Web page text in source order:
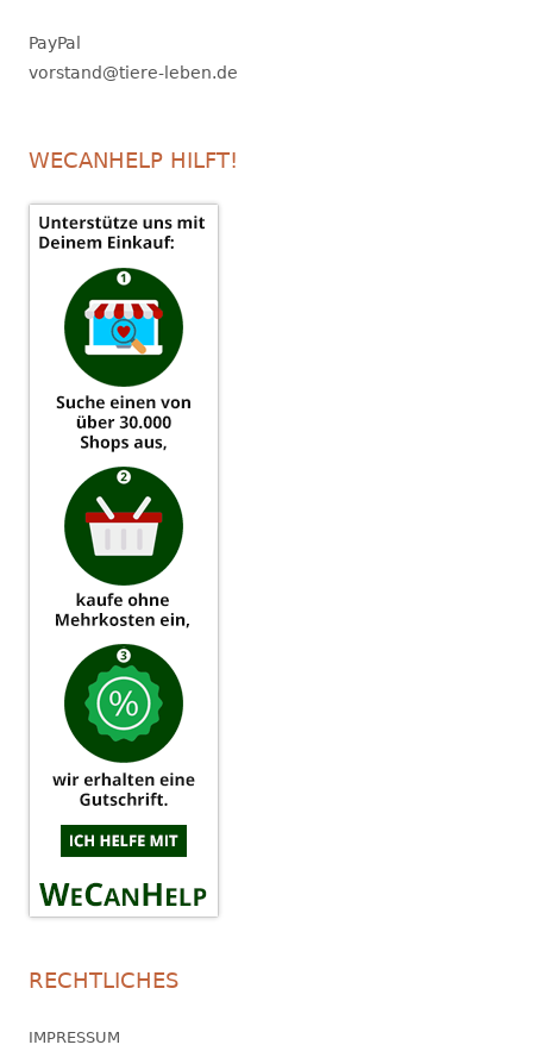
PayPal
vorstand@tiere-leben.de
WECANHELP HILFT!
RECHTLICHES
IMPRESSUM